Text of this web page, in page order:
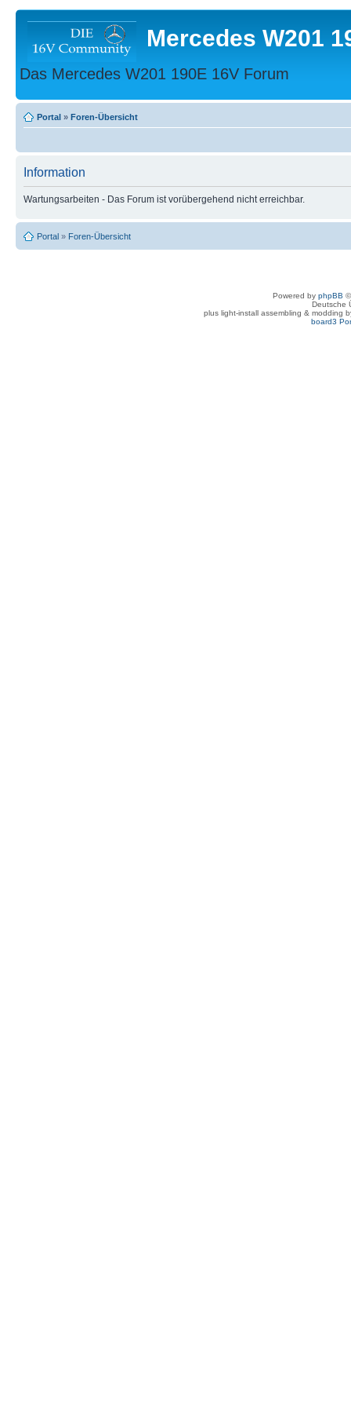
Mercedes W201
Das Mercedes W201 190E 16V Forum
Portal » Foren-Übersicht
Information
Wartungsarbeiten - Das Forum ist vorübergehend nicht erreichbar.
Portal » Foren-Übersicht
Powered by phpBB
Deutsche
plus light-install assembling & modding
board3